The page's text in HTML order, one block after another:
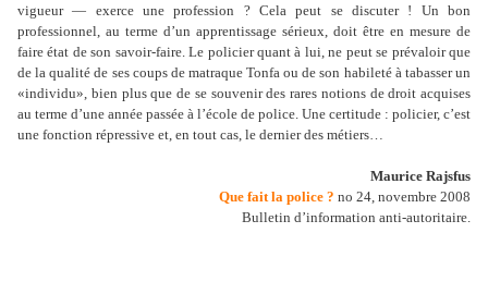
vigueur — exerce une profession ? Cela peut se discuter ! Un bon
professionnel, au terme d’un apprentissage sérieux, doit être en mesure de
faire état de son savoir-faire. Le policier quant à lui, ne peut se prévaloir que
de la qualité de ses coups de matraque Tonfa ou de son habileté à tabasser un
«individu», bien plus que de se souvenir des rares notions de droit acquises
au terme d’une année passée à l’école de police. Une certitude : policier, c’est
une fonction répressive et, en tout cas, le dernier des métiers…
Maurice Rajsfus
Que fait la police ? no 24, novembre 2008
Bulletin d’information anti-autoritaire.